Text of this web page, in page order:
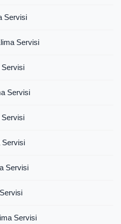
Servisi
Servisi
Servisi
Servisi
Servisi
Servisi
Servisi
Servisi